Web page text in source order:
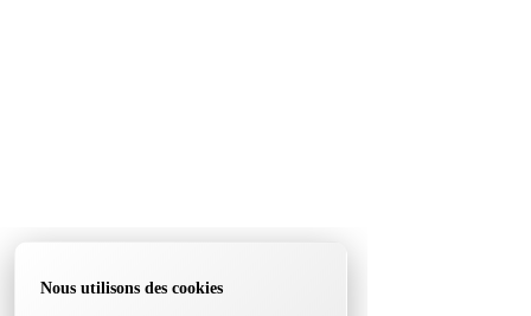
Nous utilisons des cookies